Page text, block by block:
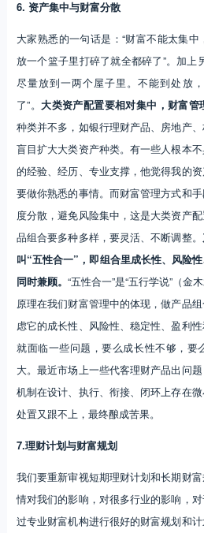
6. 资产集中与财富分散
大家熟悉的一句话是：“财富不能太集中
放一个篮子里打碎了就全都碎了”。加上
尽量放到一两个屋子里。不能到处放
了”。大类资产配置要相对集中，财富管
种类并不多，如银行理财产品、房地产
盲目扩大大类资产种类。有一些人根本
的经验、经历、专业支撑，他觉得我的
要做你熟悉的事情。而财富管理方式和
度分散，避免风险集中，这是大类资产
品组合要多种多样，要灵活、不断调整。
叫“五性合一”，即组合里成长性、风险
同时兼顾。 “五性合一”是“五行学说”（金
原理在我们财富管理中的体现，做产品
虑它的成长性、风险性、稳定性、盈利
就面临一些问题，要么成长性不够，要
大。最近市场上一些代客理财产品出问
机制在设计、执行、衔接、闭环上存在
处置又跟不上，最终酿成苦果。
7.理财计划与财富规划
我们要重新审视短期理财计划和长期财
情对我们的影响，对很多行业的影响，
过专业财富机构进行很好的财富规划和